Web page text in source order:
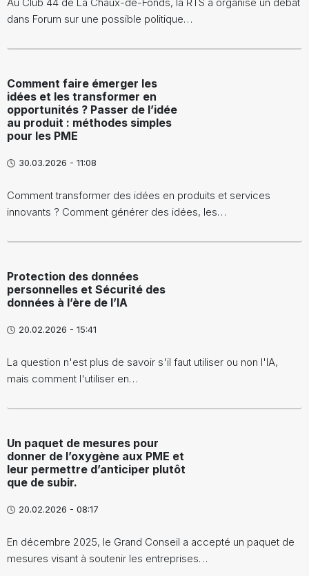
dans Forum sur une possible politique…
Comment faire émerger les
idées et les transformer en
opportunités ? Passer de l’idée
au produit : méthodes simples
pour les PME
30.03.2026 - 11:08
Comment transformer des idées en produits et services
innovants ? Comment générer des idées, les…
Protection des données
personnelles et Sécurité des
données à l’ère de l’IA
20.02.2026 - 15:41
La question n'est plus de savoir s'il faut utiliser ou non l'IA,
mais comment l'utiliser en…
Un paquet de mesures pour
donner de l’oxygène aux PME et
leur permettre d’anticiper plutôt
que de subir.
20.02.2026 - 08:17
En décembre 2025, le Grand Conseil a accepté un paquet de
mesures visant à soutenir les entreprises…